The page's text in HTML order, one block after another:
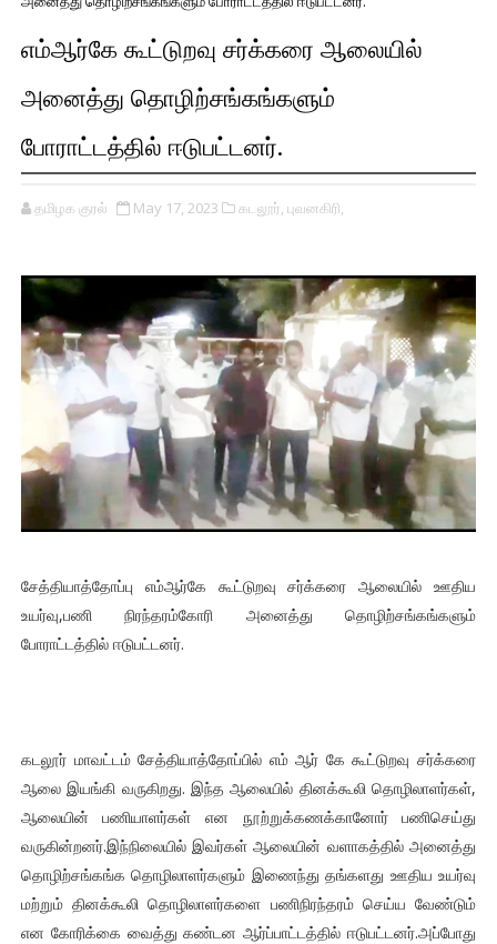
எம்ஆர்கே கூட்டுறவு சர்க்கரை ஆலையில்
அனைத்து தொழிற்சங்கங்களும்
போராட்டத்தில் ஈடுபட்டனர்.
தமிழக குரல் May 17, 2023 கடலூர், புவனகிரி,
சேத்தியாத்தோப்பு எம்ஆர்கே கூட்டுறவு சர்க்கரை ஆலையில் ஊதிய
உயர்வு,பணி நிரந்தரம்கோரி அனைத்து தொழிற்சங்கங்களும்
போராட்டத்தில் ஈடுபட்டனர்.
கடலூர் மாவட்டம் சேத்தியாத்தோப்பில் எம் ஆர் கே கூட்டுறவு சர்க்கரை
ஆலை இயங்கி வருகிறது. இந்த ஆலையில் தினக்கூலி தொழிலாளர்கள்,
ஆலையின் பணியாளர்கள் என நூற்றுக்கணக்கானோர் பணிசெய்து
வருகின்றனர்.இந்நிலையில் இவர்கள் ஆலையின் வளாகத்தில் அனைத்து
தொழிற்சங்கங்க தொழிலாளர்களும் இணைந்து தங்களது ஊதிய உயர்வு
மற்றும் தினக்கூலி தொழிலாளர்களை பணிநிரந்தரம் செய்ய வேண்டும்
என கோரிக்கை வைத்து கண்டன ஆர்ப்பாட்டத்தில் ஈடுபட்டனர்.அப்போது